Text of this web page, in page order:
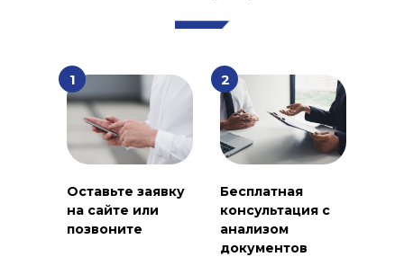
Оставьте заявку
на сайте или
позвоните
Бесплатная
консультация с
анализом
документов
1 2